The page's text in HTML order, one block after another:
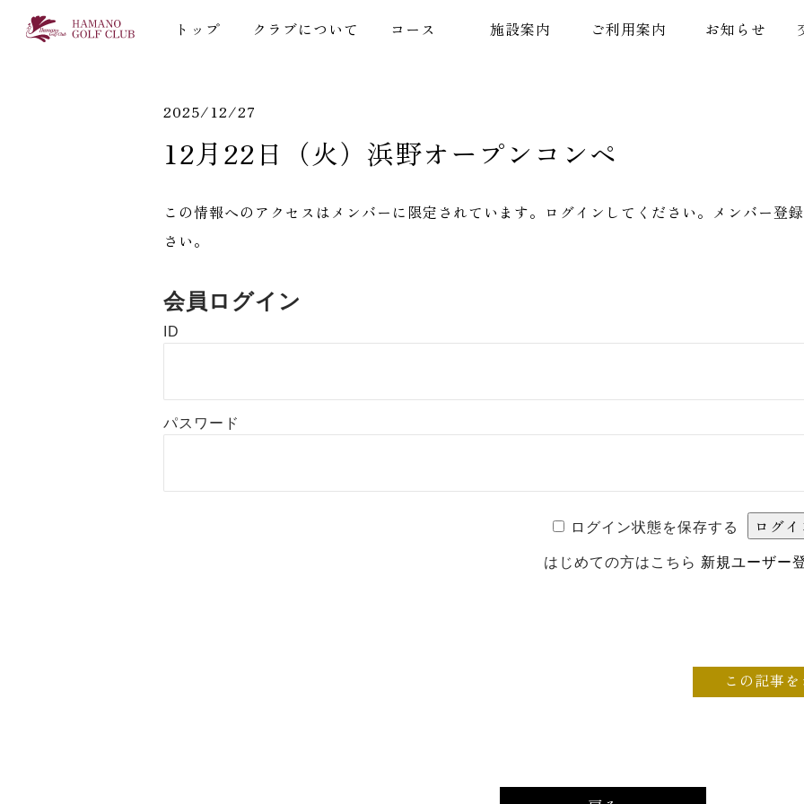
トップ クラブについて コース 施設案内 ご利用案内 お知らせ
2025/12/27
12月22日（火）浜野オープンコンペ
この情報へのアクセスはメンバーに限定されています。ログインしてください。メンバー登
さい。
会員ログイン
ID
パスワード
ログイン状態を保存する
はじめての方はこちら 新規ユーザー
この記事